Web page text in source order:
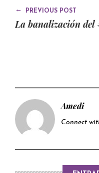
← PREVIOUS POST
La banalización del
Amedi
Connect